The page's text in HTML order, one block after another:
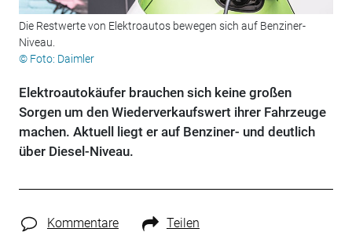
Die Restwerte von Elektroautos bewegen sich auf Benziner-
Niveau.
© Foto: Daimler
Elektroautokäufer brauchen sich keine großen
Sorgen um den Wiederverkaufswert ihrer Fahrzeuge
machen. Aktuell liegt er auf Benziner- und deutlich
über Diesel-Niveau.
Kommentare Teilen